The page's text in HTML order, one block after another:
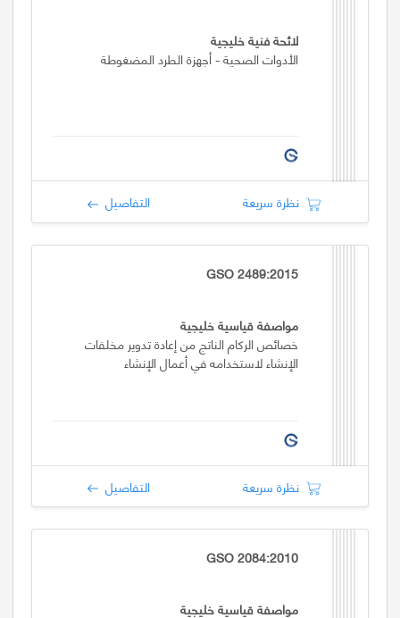
لائحة فنية خليجية
الأدوات الصحية - أجهزة الطرد المضغوطة
نظرة سريعة التفاصيل
GSO 2489:2015
مواصفة قياسية خليجية
خصائص الركام الناتج من إعادة تدوير مخلفات
الإنشاء لاستخدامه في أعمال الإنشاء
نظرة سريعة التفاصيل
GSO 2084:2010
مواصفة قياسية خليجية